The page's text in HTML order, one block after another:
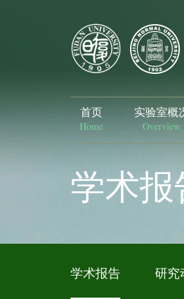
首页
Home
实验室概
Overview
学术报
学术报告 研究